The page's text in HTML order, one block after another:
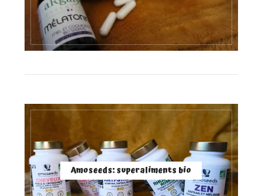
Amoseeds: superaliments bio